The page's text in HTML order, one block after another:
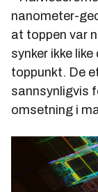
nanometer-
at toppen var
synker ikke
toppunkt. De
sannsynligvis
omsetning i